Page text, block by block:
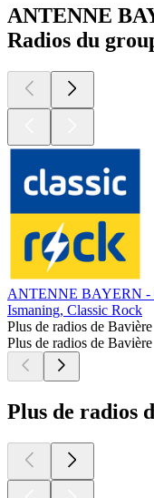
ANTENNE
Radios du
ANTENNE BAYERN -
Ismaning, Classic Rock
Plus de radios de Bavière
Plus de radios de Bavière
Plus de radios